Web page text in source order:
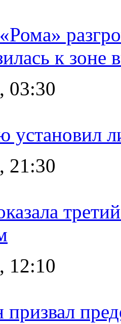
к зоне
03:30
установил
21:30
12:10